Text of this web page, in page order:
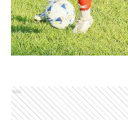
Ads